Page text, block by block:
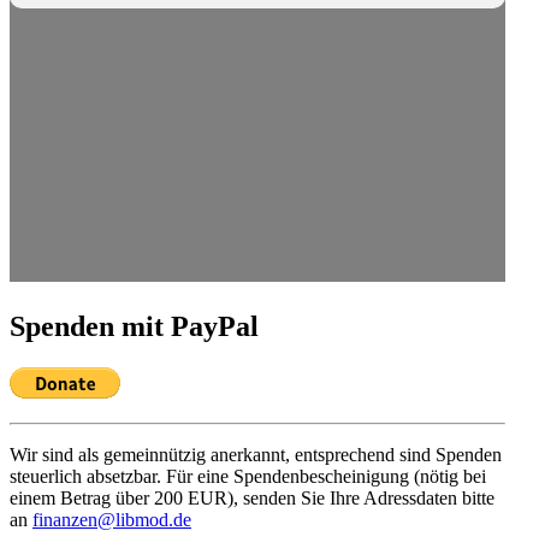
Spenden mit PayPal
Wir sind als gemein­nützig anerkannt, entspre­chend sind Spenden
steuerlich absetzbar. Für eine Spenden­be­schei­nigung (nötig bei
einem Betrag über 200 EUR), senden Sie Ihre Adress­daten bitte
an finanzen@libmod.de